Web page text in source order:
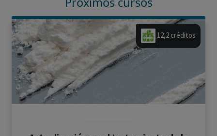
12,2 créditos